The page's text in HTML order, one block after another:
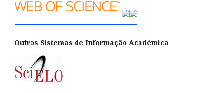
Outros Sistemas de Informação Académica